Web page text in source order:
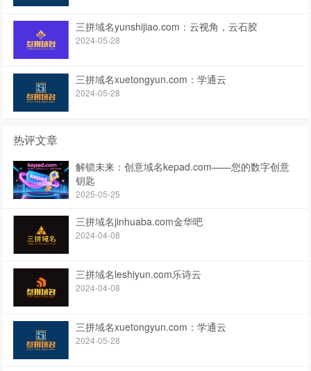
三拼域名yunshijiao.com：云视角，云石胶
2024-05-28
三拼域名xuetongyun.com：学通云
2024-05-28
热评文章
解锁未来：创意域名kepad.com——您的数字创意
钥匙
2025-05-25
三拼域名jinhuaba.com金华吧
2024-04-08
三拼域名leshiyun.com乐诗云
2024-04-08
三拼域名xuetongyun.com：学通云
2024-05-28